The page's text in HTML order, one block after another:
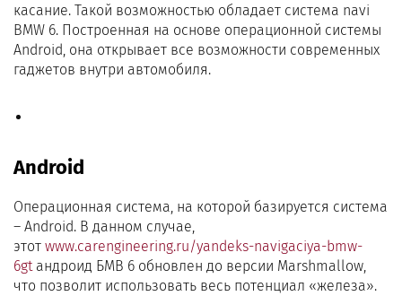
касание. Такой возможностью обладает система navi
BMW 6. Построенная на основе операционной системы
Android, она открывает все возможности современных
гаджетов внутри автомобиля.
Android
Операционная система, на которой базируется система
– Android. В данном случае,
этот www.carengineering.ru/yandeks-navigaciya-bmw-
6gtандроид БМВ 6 обновлен до версии Marshmallow,
что позволит использовать весь потенциал «железа».